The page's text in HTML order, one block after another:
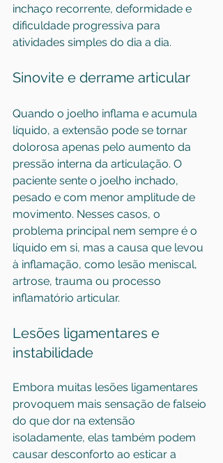
inchaço recorrente, deformidade e
dificuldade progressiva para
atividades simples do dia a dia.
Sinovite e derrame articular
Quando o joelho inflama e acumula
líquido, a extensão pode se tornar
dolorosa apenas pelo aumento da
pressão interna da articulação. O
paciente sente o joelho inchado,
pesado e com menor amplitude de
movimento. Nesses casos, o
problema principal nem sempre é o
líquido em si, mas a causa que levou
à inflamação, como lesão meniscal,
artrose, trauma ou processo
inflamatório articular.
Lesões ligamentares e
instabilidade
Embora muitas lesões ligamentares
provoquem mais sensação de falseio
do que dor na extensão
isoladamente, elas também podem
causar desconforto ao esticar a